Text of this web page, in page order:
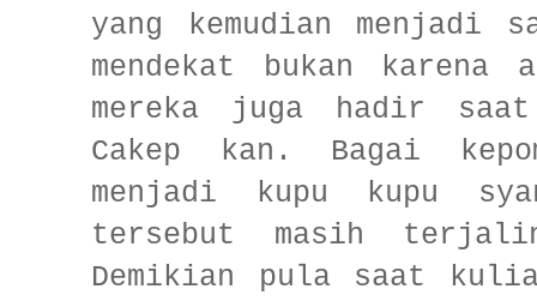
yang kemudian menjadi
mendekat bukan
mereka juga hadir
Cakep kan. Bagai
menjadi kupu kupu
tersebut masih
Demikian pula saat